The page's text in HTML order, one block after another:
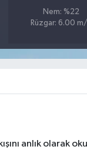
Nem: %22
Rüzgar: 6.00
anlık olarak